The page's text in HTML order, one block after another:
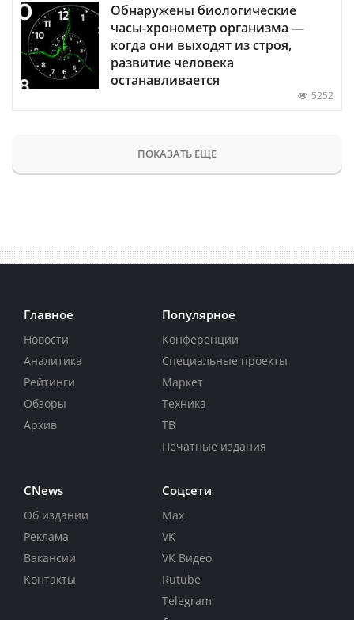
Обнаружены биологические
часы-хронометр организма —
когда они выходят из строя,
развитие человека
останавливается
5252
ПОКАЗАТЬ ЕЩЕ
Главное
Новости
Аналитика
Рейтинги
Обзоры
Архив
Популярное
Конференции
Специальные проекты
Маркет
Техника
ТВ
Печатные издания
CNews
Об издании
Реклама
Вакансии
Контакты
Соцсети
Max
VK
VK Видео
Rutube
Telegram